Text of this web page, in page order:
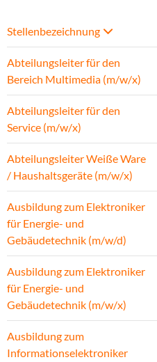
Stellenbezeichnung
Abteilungsleiter für den
Bereich Multimedia (m/w/x)
Abteilungsleiter für den
Service (m/w/x)
Abteilungsleiter Weiße Ware
/ Haushaltsgeräte (m/w/x)
Ausbildung zum Elektroniker
für Energie- und
Gebäudetechnik (m/w/d)
Ausbildung zum Elektroniker
für Energie- und
Gebäudetechnik (m/w/x)
Ausbildung zum
Informationselektroniker